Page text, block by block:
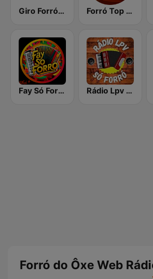
Giro Forró Web Forró Top FM
Fay Só Forró Rádio Lpv Só Forró
Forró do Ôxe Web